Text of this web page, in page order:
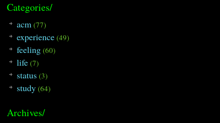
Categories/
acm (77)
experience (49)
feeling (60)
life (7)
status (3)
study (64)
Archives/